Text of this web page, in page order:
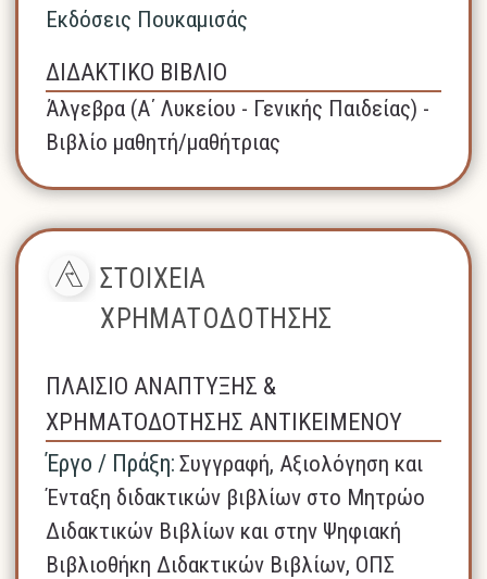
Εκδόσεις Πουκαμισάς
ΔΙΔΑΚΤΙΚΟ ΒΙΒΛΙΟ
Άλγεβρα (A΄ Λυκείου - Γενικής Παιδείας) -
Βιβλίο μαθητή/μαθήτριας
ΣΤΟΙΧΕΙΑ
ΧΡΗΜΑΤΟΔΟΤΗΣΗΣ
ΠΛΑΙΣΙΟ ΑΝΑΠΤΥΞΗΣ &
ΧΡΗΜΑΤΟΔΟΤΗΣΗΣ ΑΝΤΙΚΕΙΜΕΝΟΥ
Έργο / Πράξη: Συγγραφή, Αξιολόγηση και
Ένταξη διδακτικών βιβλίων στο Μητρώο
Διδακτικών Βιβλίων και στην Ψηφιακή
Βιβλιοθήκη Διδακτικών Βιβλίων, ΟΠΣ